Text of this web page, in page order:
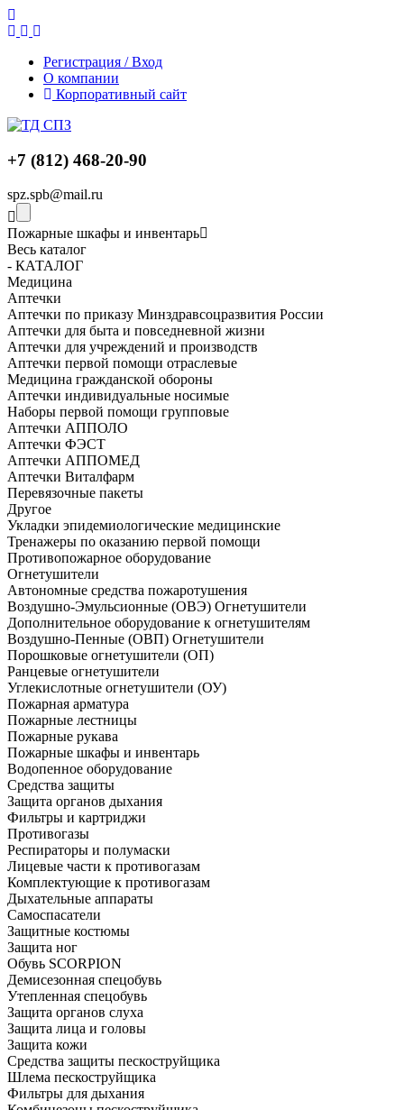
Регистрация / Вход
О компании
Корпоративный сайт
+7 (812) 468-20-90
spz.spb@mail.ru
Пожарные шкафы и инвентарь
Весь каталог
- КАТАЛОГ
Медицина
Аптечки
Аптечки по приказу Минздравсоцразвития России
Аптечки для быта и повседневной жизни
Аптечки для учреждений и производств
Аптечки первой помощи отраслевые
Медицина гражданской обороны
Аптечки индивидуальные носимые
Наборы первой помощи групповые
Аптечки АППОЛО
Аптечки ФЭСТ
Аптечки АППОМЕД
Аптечки Виталфарм
Перевязочные пакеты
Другое
Укладки эпидемиологические медицинские
Тренажеры по оказанию первой помощи
Противопожарное оборудование
Огнетушители
Автономные средства пожаротушения
Воздушно-Эмульсионные (ОВЭ) Огнетушители
Дополнительное оборудование к огнетушителям
Воздушно-Пенные (ОВП) Огнетушители
Порошковые огнетушители (ОП)
Ранцевые огнетушители
Углекислотные огнетушители (ОУ)
Пожарная арматура
Пожарные лестницы
Пожарные рукава
Пожарные шкафы и инвентарь
Водопенное оборудование
Средства защиты
Защита органов дыхания
Фильтры и картриджи
Противогазы
Респираторы и полумаски
Лицевые части к противогазам
Комплектующие к противогазам
Дыхательные аппараты
Самоспасатели
Защитные костюмы
Защита ног
Обувь SCORPION
Демисезонная спецобувь
Утепленная спецобувь
Защита органов слуха
Защита лица и головы
Защита кожи
Средства защиты пескоструйщика
Шлема пескоструйщика
Фильтры для дыхания